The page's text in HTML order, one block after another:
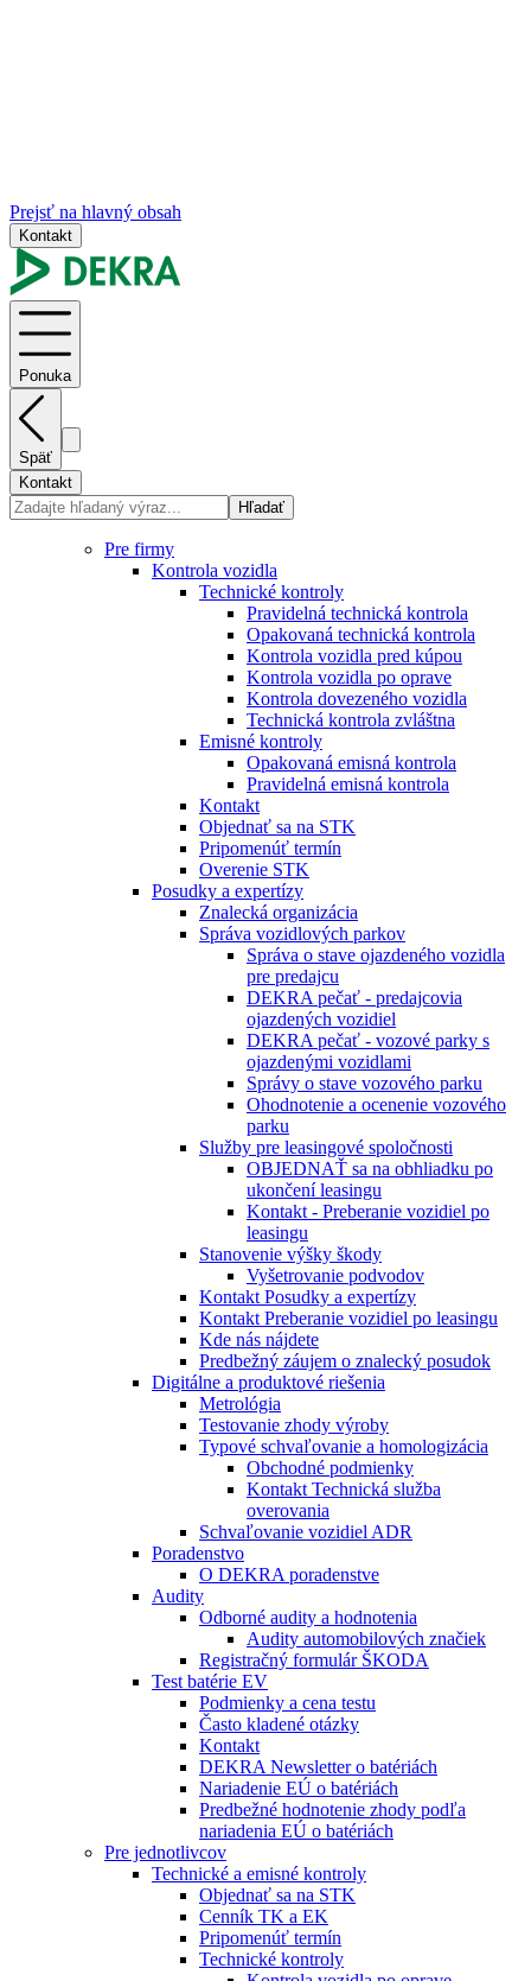
Prejsť na hlavný obsah
Kontakt
Ponuka
Späť
Kontakt
Hľadať
Pre firmy
Kontrola vozidla
Technické kontroly
Pravidelná technická kontrola
Opakovaná technická kontrola
Kontrola vozidla pred kúpou
Kontrola vozidla po oprave
Kontrola dovezeného vozidla
Technická kontrola zvláštna
Emisné kontroly
Opakovaná emisná kontrola
Pravidelná emisná kontrola
Kontakt
Objednať sa na STK
Pripomenúť termín
Overenie STK
Posudky a expertízy
Znalecká organizácia
Správa vozidlových parkov
Správa o stave ojazdeného vozidla
pre predajcu
DEKRA pečať - predajcovia
ojazdených vozidiel
DEKRA pečať - vozové parky s
ojazdenými vozidlami
Správy o stave vozového parku
Ohodnotenie a ocenenie vozového
parku
Služby pre leasingové spoločnosti
OBJEDNAŤ sa na obhliadku po
ukončení leasingu
Kontakt - Preberanie vozidiel po
leasingu
Stanovenie výšky škody
Vyšetrovanie podvodov
Kontakt Posudky a expertízy
Kontakt Preberanie vozidiel po leasingu
Kde nás nájdete
Predbežný záujem o znalecký posudok
Digitálne a produktové riešenia
Metrológia
Testovanie zhody výroby
Typové schvaľovanie a homologizácia
Obchodné podmienky
Kontakt Technická služba
overovania
Schvaľovanie vozidiel ADR
Poradenstvo
O DEKRA poradenstve
Audity
Odborné audity a hodnotenia
Audity automobilových značiek
Registračný formulár ŠKODA
Test batérie EV
Podmienky a cena testu
Často kladené otázky
Kontakt
DEKRA Newsletter o batériách
Nariadenie EÚ o batériách
Predbežné hodnotenie zhody podľa
nariadenia EÚ o batériách
Pre jednotlivcov
Technické a emisné kontroly
Objednať sa na STK
Cenník TK a EK
Pripomenúť termín
Technické kontroly